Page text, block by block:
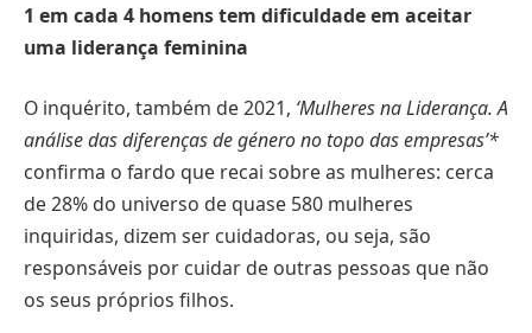
1 em cada 4 homens tem dificuldade em aceitar
uma liderança feminina
O inquérito, também de 2021, ‘Mulheres na Liderança. A
análise das diferenças de género no topo das empresas’*
confirma o fardo que recai sobre as mulheres: cerca
de 28% do universo de quase 580 mulheres
inquiridas, dizem ser cuidadoras, ou seja, são
responsáveis por cuidar de outras pessoas que não
os seus próprios filhos.